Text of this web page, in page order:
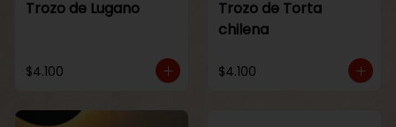
Trozo de Lugano
$4.100
Trozo de Torta
chilena
$4.100